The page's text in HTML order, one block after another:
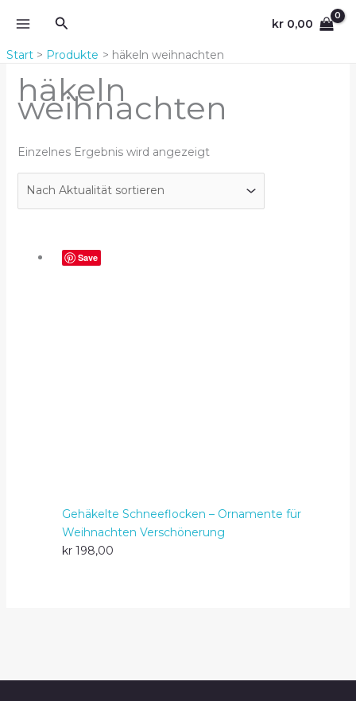
Inhalt
Suchen kr 0,00
Start Produkte häkeln weihnachten
häkeln
weihnachten
Einzelnes Ergebnis wird angezeigt
Save
Gehäkelte Schneeflocken – Ornamente für
Weihnachten Verschönerung
kr198,00